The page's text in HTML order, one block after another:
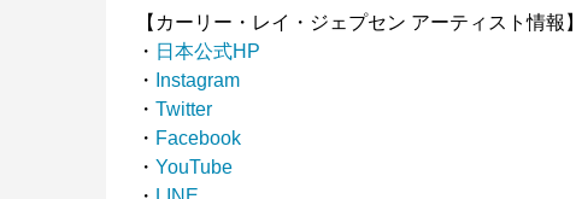
【カーリー・レイ・ジェプセン アーティスト情報】
・ 日本公式HP
・
Instagram
・ Twitter
・ Facebook
・ YouTube